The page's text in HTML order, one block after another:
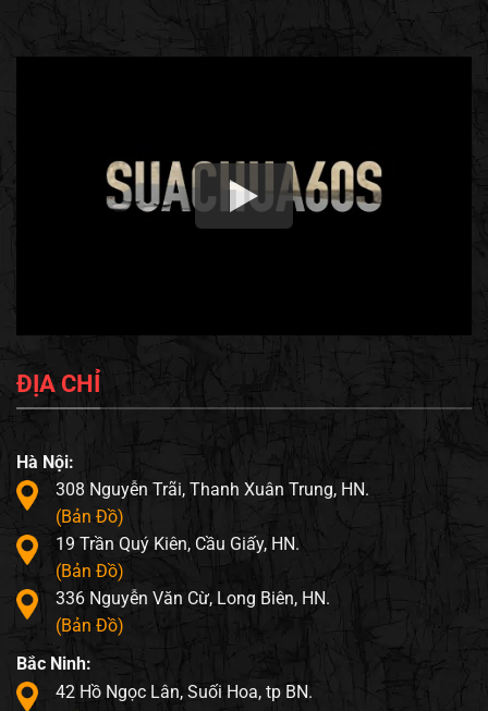
ĐỊA CHỈ
Hà Nội:
308 Nguyễn Trãi, Thanh Xuân Trung, HN.
(Bản Đồ)
19 Trần Quý Kiên, Cầu Giấy, HN.
(Bản Đồ)
336 Nguyễn Văn Cừ, Long Biên, HN.
(Bản Đồ)
Bắc Ninh:
42 Hồ Ngọc Lân, Suối Hoa, tp BN.